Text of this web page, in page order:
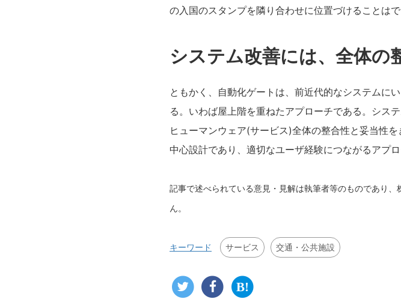
の入国のスタンプを隣り合わせに位置づけることはで
システム改善には、全体の
ともかく、自動化ゲートは、前近代的なシステムに
る。いわば屋上階を重ねたアプローチである。シス
ヒューマンウェア(サービス)全体の整合性と妥当性
中心設計であり、適切なユーザ経験につながるアプロ
記事で述べられている意見・見解は執筆者等のものであり
ん。
キーワード サービス 交通・公共施設